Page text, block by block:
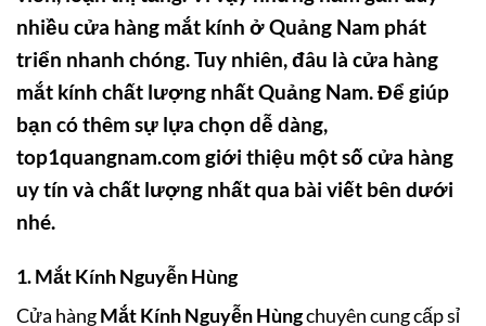
nhiều cửa hàng mắt kính ở Quảng Nam phát
triển nhanh chóng. Tuy nhiên, đâu là cửa hàng
mắt kính chất lượng nhất Quảng Nam. Để giúp
bạn có thêm sự lựa chọn dễ dàng,
top1quangnam.com giới thiệu một số cửa hàng
uy tín và chất lượng nhất qua bài viết bên dưới
nhé.
1. Mắt Kính Nguyễn Hùng
Cửa hàngMắt Kính Nguyễn Hùngchuyên cung cấp sỉ